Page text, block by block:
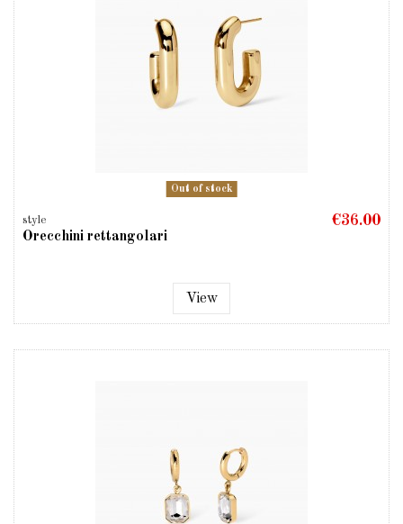
Out of stock
style
Orecchini rettangolari
€36.00
View